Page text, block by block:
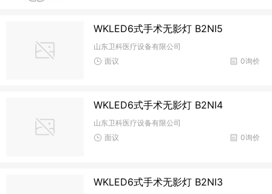
WKLED6式手术无影灯 B2NI5
山东卫科医疗设备有限公司
0询价
面议
WKLED6式手术无影灯 B2NI4
山东卫科医疗设备有限公司
0询价
面议
WKLED6式手术无影灯 B2NI3